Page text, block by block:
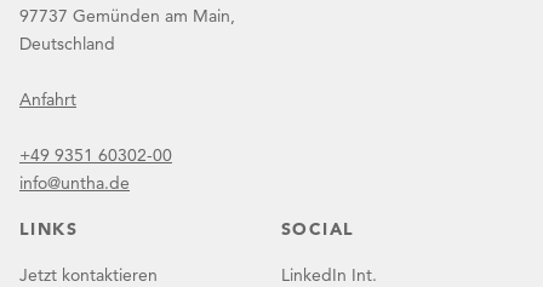
97737 Gemünden am Main,
Deutschland
Anfahrt
+49 9351 60302-00
info@untha.de
LINKS
Jetzt kontaktieren
SOCIAL
LinkedIn Int.